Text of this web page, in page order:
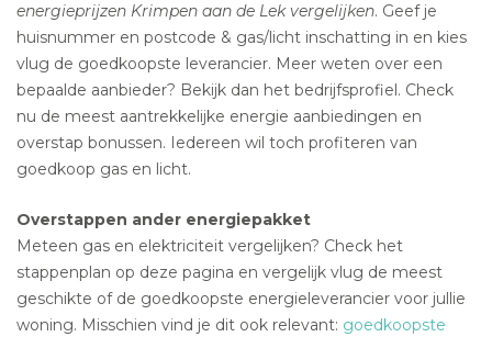
energieprijzen Krimpen aan de Lek vergelijken. Geef je
huisnummer en postcode & gas/licht inschatting in en kies
vlug de goedkoopste leverancier. Meer weten over een
bepaalde aanbieder? Bekijk dan het bedrijfsprofiel. Check
nu de meest aantrekkelijke energie aanbiedingen en
overstap bonussen. Iedereen wil toch profiteren van
goedkoop gas en licht.
Overstappen ander energiepakket
Meteen gas en elektriciteit vergelijken? Check het
stappenplan op deze pagina en vergelijk vlug de meest
geschikte of de goedkoopste energieleverancier voor jullie
woning. Misschien vind je dit ook relevant: goedkoopste